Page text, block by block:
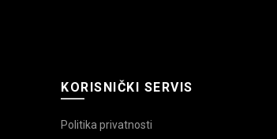
KORISNIČKI SERVIS
Politika privatnosti